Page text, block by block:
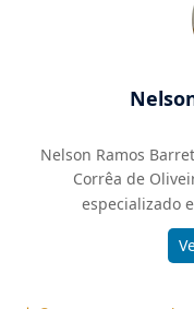
Nelson Ramos
Corrêa de
especializado